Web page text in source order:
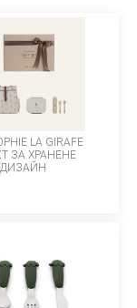
LA GIRAFE
ЗА ХРАНЕНЕ
ДИЗАЙН